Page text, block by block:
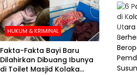
HUKUM & KRIMINAL
Fakta-Fakta Bayi Baru
Dilahirkan Dibuang Ibunya
di Toilet Masjid Kolaka